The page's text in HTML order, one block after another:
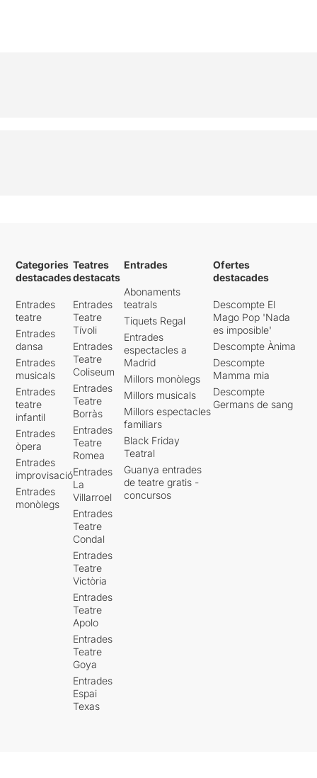
Categories
destacades
Entrades
teatre
Entrades
dansa
Entrades
musicals
Entrades
teatre
infantil
Entrades
òpera
Entrades
improvisació
Entrades
monòlegs
Teatres
destacats
Entrades
Teatre
Tívoli
Entrades
Teatre
Coliseum
Entrades
Teatre
Borràs
Entrades
Teatre
Romea
Entrades
La
Villarroel
Entrades
Teatre
Condal
Entrades
Teatre
Victòria
Entrades
Teatre
Apolo
Entrades
Teatre
Goya
Entrades
Espai
Texas
Entrades
Abonaments
teatrals
Tiquets Regal
Entrades
espectacles a
Madrid
Millors monòlegs
Millors musicals
Millors espectacles
familiars
Black Friday
Teatral
Guanya entrades
de teatre gratis -
concursos
Ofertes
destacades
Descompte El
Mago Pop 'Nada
es imposible'
Descompte Ànima
Descompte
Mamma mia
Descompte
Germans de sang